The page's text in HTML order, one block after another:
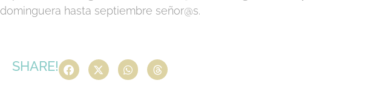
dominguera hasta septiembre señor@s.
SHARE!